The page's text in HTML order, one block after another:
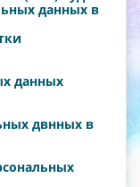
данных в
данных
двнных в